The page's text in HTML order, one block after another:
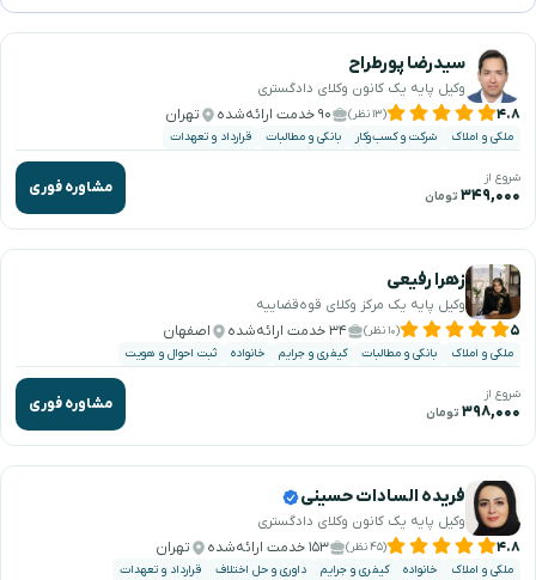
سیدرضا پورطراح
وکیل پایه یک کانون وکلای دادگستری
۴.۸ (۱۳ نظر) ۹۰ خدمت ارائه‌شده تهران
ملکی و املاک شرکت و کسب‌وکار بانکی و مطالبات قرارداد و تعهدات
شروع از
۳۴۹,۰۰۰ تومان مشاوره فوری
زهرا رفیعی
وکیل پایه یک مرکز وکلای قوه‌قضاییه
۵ (۱۰ نظر) ۳۴ خدمت ارائه‌شده اصفهان
ملکی و املاک بانکی و مطالبات کیفری و جرایم خانواده ثبت احوال و هویت
شروع از
۳۹۸,۰۰۰ تومان مشاوره فوری
فریده السادات حسینی
وکیل پایه یک کانون وکلای دادگستری
۴.۸ (۴۵ نظر) ۱۵۳ خدمت ارائه‌شده تهران
ملکی و املاک خانواده کیفری و جرایم داوری و حل اختلاف قرارداد و تعهدات